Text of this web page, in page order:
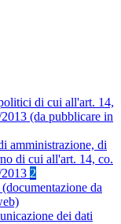
di cui all'art. 14,
(da pubblicare in
amministrazione, di
di cui all'art. 14, co.
2
da
dei dati